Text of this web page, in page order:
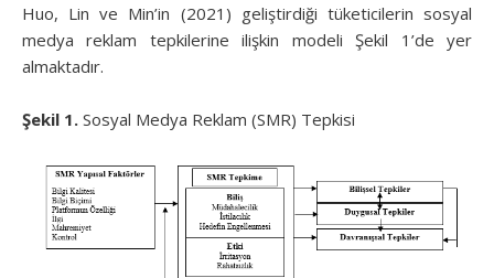
Huo, Lin ve Min’in (2021) geliştirdiği tüketicilerin sosyal
medya reklam tepkilerine ilişkin modeli Şekil 1’de yer
almaktadır.
Şekil 1. Sosyal Medya Reklam (SMR) Tepkisi